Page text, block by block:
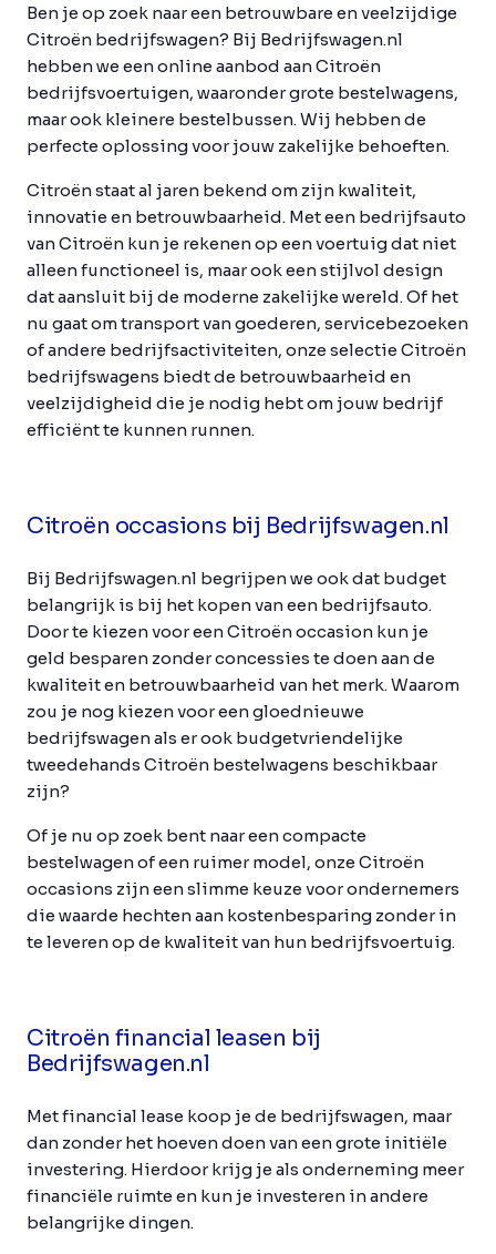
Ben je op zoek naar een betrouwbare en veelzijdige
Citroën bedrijfswagen? Bij Bedrijfswagen.nl
hebben we een online aanbod aan Citroën
bedrijfsvoertuigen, waaronder grote bestelwagens,
maar ook kleinere bestelbussen. Wij hebben de
perfecte oplossing voor jouw zakelijke behoeften.
Citroën staat al jaren bekend om zijn kwaliteit,
innovatie en betrouwbaarheid. Met een bedrijfsauto
van Citroën kun je rekenen op een voertuig dat niet
alleen functioneel is, maar ook een stijlvol design
dat aansluit bij de moderne zakelijke wereld. Of het
nu gaat om transport van goederen, servicebezoeken
of andere bedrijfsactiviteiten, onze selectie Citroën
bedrijfswagens biedt de betrouwbaarheid en
veelzijdigheid die je nodig hebt om jouw bedrijf
efficiënt te kunnen runnen.
Citroën occasions bij Bedrijfswagen.nl
Bij Bedrijfswagen.nl begrijpen we ook dat budget
belangrijk is bij het kopen van een bedrijfsauto.
Door te kiezen voor een Citroën occasion kun je
geld besparen zonder concessies te doen aan de
kwaliteit en betrouwbaarheid van het merk. Waarom
zou je nog kiezen voor een gloednieuwe
bedrijfswagen als er ook budgetvriendelijke
tweedehands Citroën bestelwagens beschikbaar
zijn?
Of je nu op zoek bent naar een compacte
bestelwagen of een ruimer model, onze Citroën
occasions zijn een slimme keuze voor ondernemers
die waarde hechten aan kostenbesparing zonder in
te leveren op de kwaliteit van hun bedrijfsvoertuig.
Citroën financial leasen bij
Bedrijfswagen.nl
Met financial lease koop je de bedrijfswagen, maar
dan zonder het hoeven doen van een grote initiële
investering. Hierdoor krijg je als onderneming meer
financiële ruimte en kun je investeren in andere
belangrijke dingen.